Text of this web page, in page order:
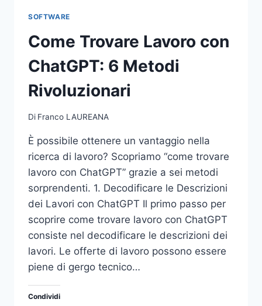
SOFTWARE
Come Trovare Lavoro con
ChatGPT: 6 Metodi
Rivoluzionari
Di Franco LAUREANA
È possibile ottenere un vantaggio nella
ricerca di lavoro? Scopriamo “come trovare
lavoro con ChatGPT” grazie a sei metodi
sorprendenti. 1. Decodificare le Descrizioni
dei Lavori con ChatGPT Il primo passo per
scoprire come trovare lavoro con ChatGPT
consiste nel decodificare le descrizioni dei
lavori. Le offerte di lavoro possono essere
piene di gergo tecnico…
Condividi